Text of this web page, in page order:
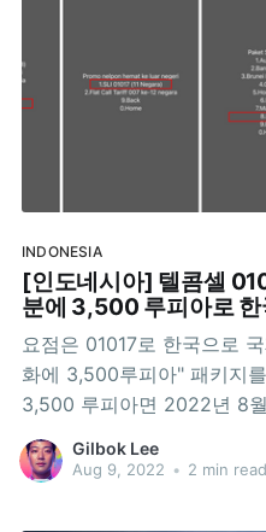
INDONESIA
[인도네시아] 텔콤셀
분에 3,500 루피아로 한
요점은 01017로 한국으로
화에 3,500루피아" 패키지
3,500 루피아면 2022년 8
정도입니다. 패키지 구매를
에 충전된 금액(Saldo)이 최
Gilbok Lee
Aug 9, 2022 • 2 min read